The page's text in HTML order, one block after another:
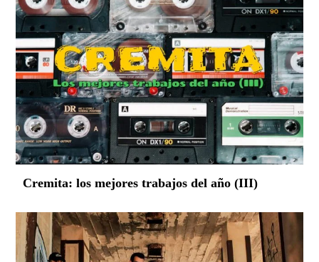
Cremita: los mejores trabajos del año (III)